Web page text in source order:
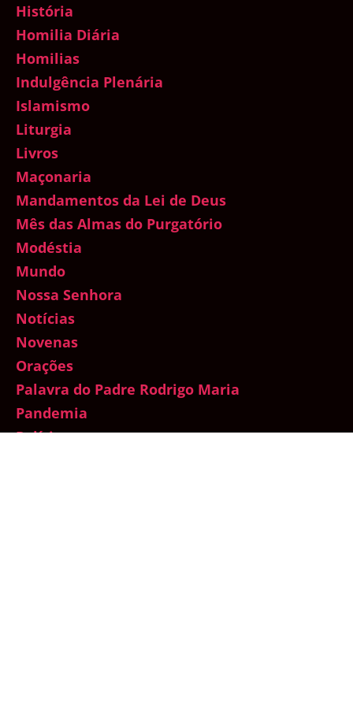
História
Homilia Diária
Homilias
Indulgência Plenária
Islamismo
Liturgia
Livros
Maçonaria
Mandamentos da Lei de Deus
Mês das Almas do Purgatório
Modéstia
Mundo
Nossa Senhora
Notícias
Novenas
Orações
Palavra do Padre Rodrigo Maria
Pandemia
Política